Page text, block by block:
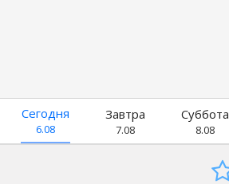
Сегодня
6.08
Завтра
7.08
Суббота
8.08